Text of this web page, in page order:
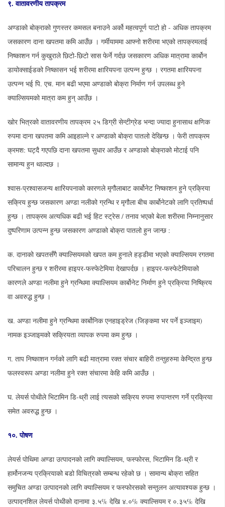
९.वातावरणीयतापक्रम
अण्डाको बोक्राको गुणस्तर कमसल बनाउने अर्को महत्वपूर्ण पाटो हो - अधिक तापक्रम
जसकारण दाना खपतमा कमि आउँछ । गर्मीयाममा आफ्नो शरीरमा भएको तापक्रमलाई
निष्काशन गर्न कुखुराले छिटो-छिटो सास फेर्ने गर्दछ जसकारण अधिक मात्रामा कार्बोन
डायोक्साईडको निष्कासन भई शरीरमा क्षारियपना उत्पन्न हुन्छ । रगतमा क्षारियपना
उत्पन्न भई पि. एच. मान बढी भएमा अण्डाको बोक्रा निर्माण गर्न उपलब्ध हुने
क्याल्सियमको मात्रा कम हुन् आउँछ ।
खोर भित्रको वातावरणीय तापक्रम २५ डिग्री सेन्टीग्रेड भन्दा ज्यादा हुनासाथ क्षणिक
रुपमा दाना खपतमा कमि आइहाल्ने र अण्डाको बोक्रा पातलो देखिन्छ । फेरी तापक्रम
क्रमश: घट्दै गएपछि दाना खपतमा सुधार आउँछ र अण्डाको बोक्राको मोटाई पनि
सामान्य हुन थाल्दछ ।
श्वास-प्रश्वासजन्य क्षारियपनाको कारणले मृगौलाबाट कार्बोनेट निष्काशन हुने प्रक्रिया
सक्रिय हुन्छ जसकारण अण्डा नलीको ग्रन्थि र मृगौला बीच कार्बोनेटको लागि प्रतिष्पर्धा
हुन्छ । तापक्रम अत्यधिक बढी भई हिट स्ट्रेस / तनाव भएको बेला शरीरमा निम्नानुसार
दुष्परिणाम उत्पन्न हुन्छ जसकारण अण्डाको बोक्रा पातलो हुन जान्छ :
क. दानाको खपतसँगै क्याल्सियमको खपत कम हुनाले हड्डीमा भएको क्याल्सियम रगतमा
परिचालन हुन्छ र शरीरमा हाइपर-फस्फेटेमिया देखापर्दछ । हाइपर-फस्फेटेमियाको
कारणले अण्डा नलीमा हुने ग्रन्थिमा क्याल्सियम कार्बोनेट निर्माण हुने प्रक्रिया निष्क्रिय
वा अवरुद्ध हुन्छ ।
ख. अण्डा नलीमा हुने ग्रन्थिमा कार्बोनिक एनहाइड्रेज (जिङ्कमा भर पर्ने इञ्जाइम)
नामक इञ्जाइमको सक्रियता व्यापक रुपमा कम हुन्छ ।
ग. ताप निष्काशन गर्नको लागि बढी मात्रामा रक्त संचार बाहिरी तन्तुहरुमा केन्द्रित हुन्छ
फलस्वरूप अण्डा नलीमा हुने रक्त संचारमा केहि कमि आउँछ ।
घ. लेयर्स पोथीले भिटामिन डि-थ्री लाई त्यसको सक्रिय रुपमा रुपान्तरण गर्ने प्रक्रिया
समेत अवरुद्ध हुन्छ ।
१०.पोषण
लेयर्स पोथिमा अण्डा उत्पादनको लागि क्याल्सियम, फस्फोरस, भिटामिन डि-थ्री र
हार्मोनजन्य प्रक्रियाको बडो विचित्रको सम्बन्ध रहेको छ । सामान्य बोक्रा सहित
समुचित अण्डा उत्पादनको लागि क्याल्सियम र फस्फोरसको सन्तुलन अत्यावश्यक हुन्छ ।
उत्पादनशिल लेयर्स पोथीको दानामा ३.५% देखि ४.०% क्याल्सियम र ०.३५% देखि